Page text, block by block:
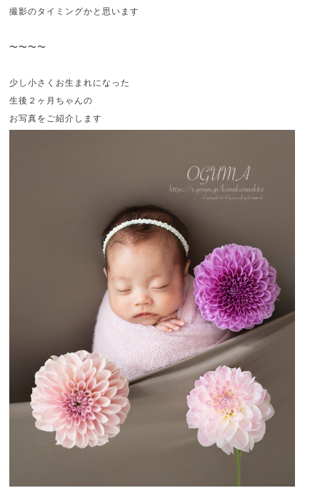
撮影のタイミングかと思います
〜〜〜〜
少し小さくお生まれになった
生後２ヶ月ちゃんの
お写真をご紹介します